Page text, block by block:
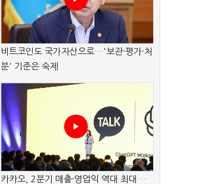
비트코인도 국가자산으로…'보관·평가·처
분' 기준은 숙제
카카오, 2분기 매출·영업익 역대 최대…